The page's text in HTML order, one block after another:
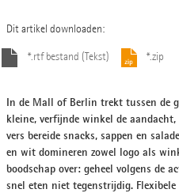
Dit artikel downloaden:
*.rtf bestand (Tekst) *.zip
In de Mall of Berlin trekt tussen de
kleine, verfijnde winkel de
vers bereide snacks, sappen en
en wit domineren zowel logo als
boodschap over: geheel volgens de
snel eten niet tegenstrijdig.